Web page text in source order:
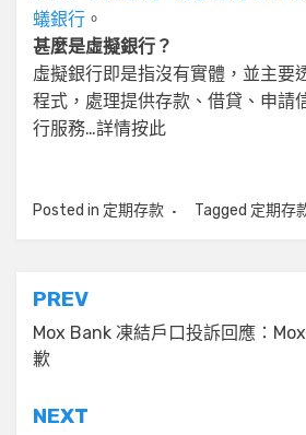
蟻銀行 。
甚麼是虛擬銀行？
虛擬銀行即是指沒有實體，並主要
程式，處理提供存款、借貸、申請
行服務…詳情按此
Posted in 定期存款 Tagged 定期存
文
章
導
覽
PREV
Mox Bank 凍結戶口投訴回應：
歉
NEXT